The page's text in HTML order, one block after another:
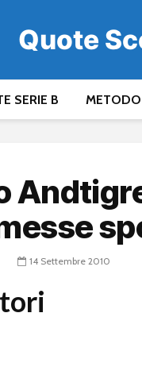
Quote
SERIE B
14 Settembre 2010